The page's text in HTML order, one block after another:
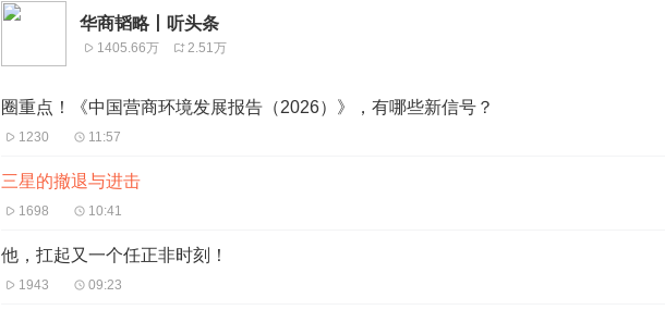
华商韬略丨听头条
1405.66万 2.51万
圈重点！《中国营商环境发展报告（2026）》，有哪些新信号？
1230 11:57
三星的撤退与进击
1698 10:41
他，扛起又一个任正非时刻！
1943 09:23